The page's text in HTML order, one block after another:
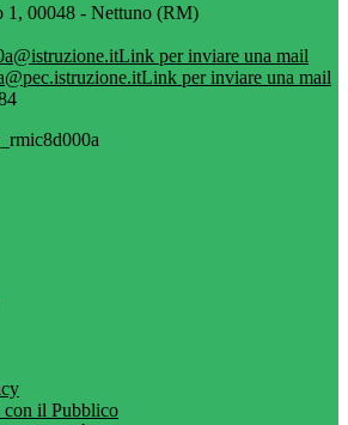
1, 00048 - Nettuno (RM)
Link per inviare una mail
Link per inviare una mail
il Pubblico